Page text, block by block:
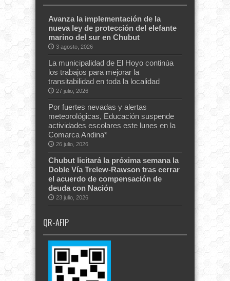
Avanza la implementación de la
nueva ley de protección del elefante
marino del sur en Chubut
3 agosto, 2026
La municipalidad de El Hoyo continúa
los trabajos para mejorar la
transitabilidad en toda la localidad
27 julio, 2026
Por fuertes nevadas y alertas
meteorológicas, Educación suspende
actividades escolares este lunes en la
Comarca Andina*
26 julio, 2026
Chubut licitará la próxima semana la
Doble Vía Trelew-Rawson tras cerrar
el acuerdo de compensación de
deuda con Nación
23 julio, 2026
QR-AFIP